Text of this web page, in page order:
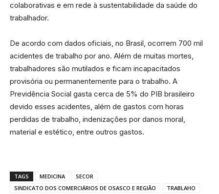
colaborativas e em rede à sustentabilidade da saúde do
trabalhador.
De acordo com dados oficiais, no Brasil, ocorrem 700 mil
acidentes de trabalho por ano. Além de muitas mortes,
trabalhadores são mutilados e ficam incapacitados
provisória ou permanentemente para o trabalho. A
Previdência Social gasta cerca de 5% do PIB brasileiro
devido esses acidentes, além de gastos com horas
perdidas de trabalho, indenizações por danos moral,
material e estético, entre outros gastos.
TAGS MEDICINA
SECOR
SINDICATO DOS COMERCIÁRIOS DE OSASCO E REGIÃO
TRABLAHO